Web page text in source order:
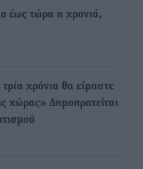
έως τώρα η χρονιά,
χρόνια θα είμαστε
χώρας» Δημοπρατείται